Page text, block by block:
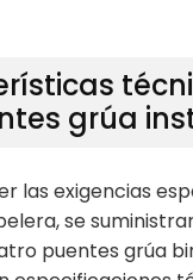
grúa
las exigencias
se
puentes grúa